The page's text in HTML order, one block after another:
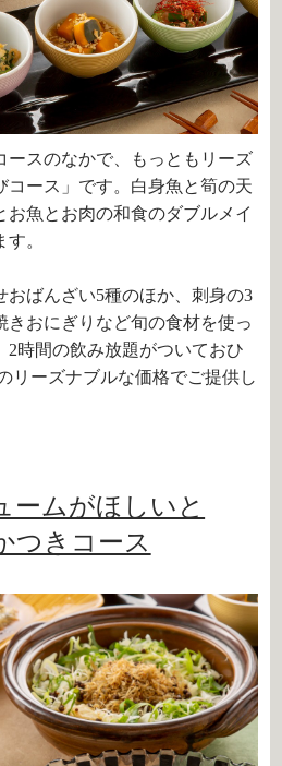
ースのなかで、もっともリーズ
コース」です。白身魚と筍の天
お魚とお肉の和食のダブルメイ
。
おばんざい5種のほか、刺身の3
きおにぎりなど旬の食材を使っ
2時間の飲み放題がついておひ
リーズナブルな価格でご提供し
ームがほしいと
つきコース